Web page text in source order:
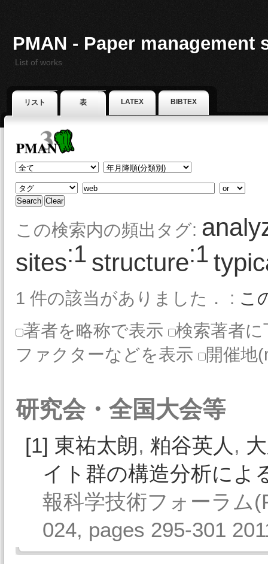
PMAN - Paper management
List of works
リスト 表 LATEX BIBTEX
この検索内の頻出タグ:
sites:1 structure:1
1 件の該当がありました． : こ
著者を略称で表示
検索著者に
ファクターなどを表示
開催地
研究会・全国大会等
[1] 東祐太朗, 粕谷英人 ,
イト群の構造分析によ
報科学技術フォーラム
024, pages 295-301